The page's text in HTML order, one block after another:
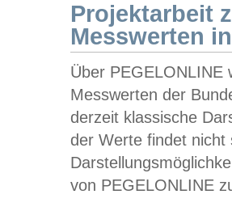
Projektarbeit
Messwerten
Über PEGELONLINE
Messwerten der
derzeit klassische
der Werte findet
von PEGELONLINE